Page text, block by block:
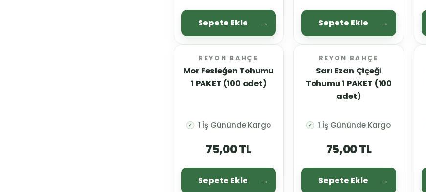
Sepete Ekle Sepete Ekle
REYON BAHÇE
Mor Fesleğen Tohumu
1 PAKET (100 adet)
✓ 1 İş Gününde Kargo
75,00 TL
Sepete Ekle
REYON BAHÇE
Sarı Ezan Çiçeği
Tohumu 1 PAKET (100
adet)
✓ 1 İş Gününde Kargo
75,00 TL
Sepete Ekle